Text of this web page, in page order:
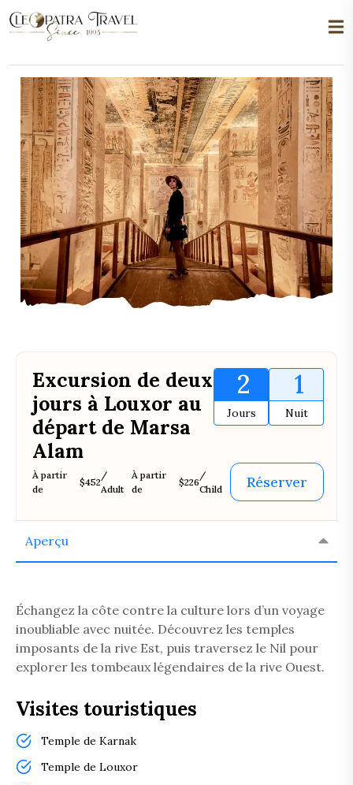
Excursion de deux
jours à Louxor au
départ de Marsa
Alam
2
Jours
1
Nuit
À partir
de
$452
/
Adult
À partir
de
$226
/
Child
Réserver
Aperçu
Échangez la côte contre la culture lors d’un voyage
inoubliable avec nuitée. Découvrez les temples
imposants de la rive Est, puis traversez le Nil pour
explorer les tombeaux légendaires de la rive Ouest.
Visites touristiques
Temple de Karnak
Temple de Louxor